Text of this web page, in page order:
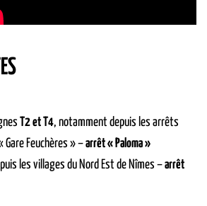
T2 et T4, notamment depuis les arrêts
Feuchères » –arrêt « Paloma »
les villages du Nord Est de Nîmes –arrêt